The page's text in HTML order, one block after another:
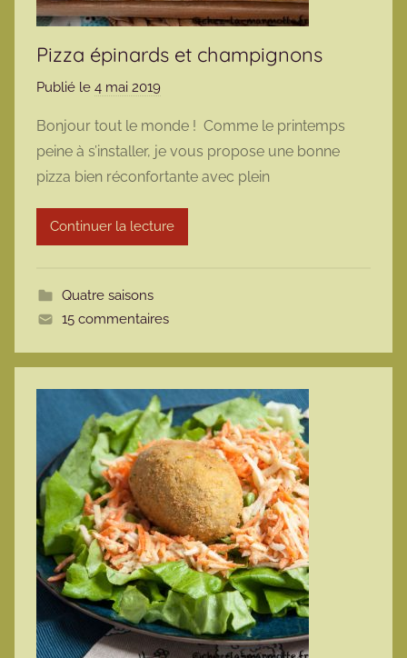
Pizza épinards et champignons
Publié le 4 mai 2019
r
m
a
r
m
e
Bonjour tout le monde ! Comme le printemps
peine à s’installer, je vous propose une bonne
pizza bien réconfortante avec plein
Continuer la lecture
Quatre saisons
15 commentaires